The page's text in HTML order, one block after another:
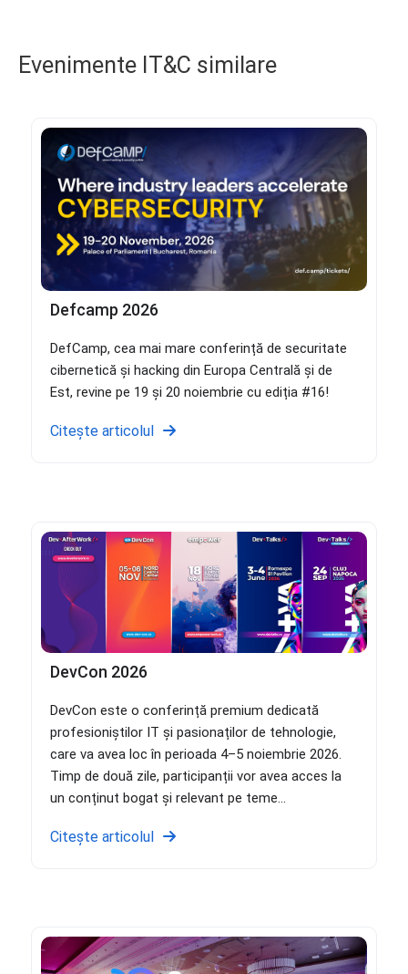
Evenimente IT&C similare
Defcamp 2026
DefCamp, cea mai mare conferință de securitate
cibernetică și hacking din Europa Centrală și de
Est, revine pe 19 și 20 noiembrie cu ediția #16!
Citește articolul
DevCon 2026
DevCon este o conferință premium dedicată
profesioniștilor IT și pasionaților de tehnologie,
care va avea loc în perioada 4–5 noiembrie 2026.
Timp de două zile, participanții vor avea acces la
un conținut bogat și relevant pe teme...
Citește articolul